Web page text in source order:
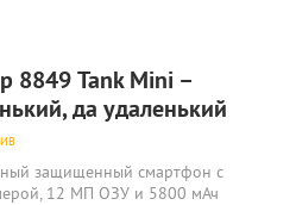
8849 Tank Mini –
да удаленький
защищенный смартфон с
12 МП ОЗУ и 5800 мАч